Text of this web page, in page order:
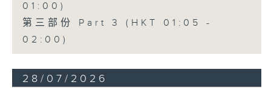
01:00)
第三部份 Part 3 (HKT 01:05 -
02:00)
28/07/2026